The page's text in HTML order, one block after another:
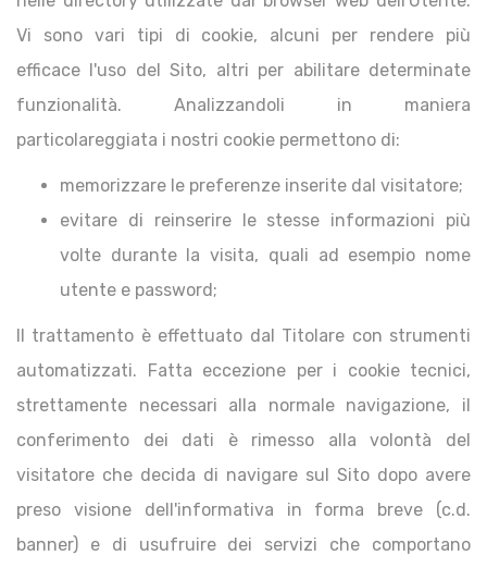
Vi sono vari tipi di cookie, alcuni per rendere più
efficace l'uso del Sito, altri per abilitare determinate
funzionalità. Analizzandoli in maniera
particolareggiata i nostri cookie permettono di:
memorizzare le preferenze inserite dal visitatore;
evitare di reinserire le stesse informazioni più
volte durante la visita, quali ad esempio nome
utente e password;
Il trattamento è effettuato dal Titolare con strumenti
automatizzati. Fatta eccezione per i cookie tecnici,
strettamente necessari alla normale navigazione, il
conferimento dei dati è rimesso alla volontà del
visitatore che decida di navigare sul Sito dopo avere
preso visione dell'informativa in forma breve (c.d.
banner) e di usufruire dei servizi che comportano